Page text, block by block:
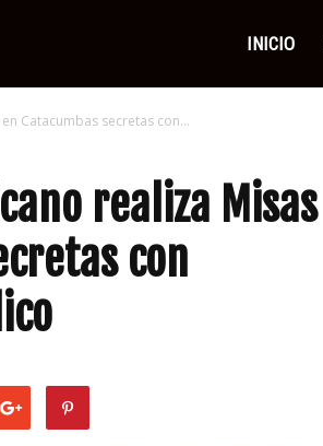
INICIO
Catacumbas secretas con...
realiza Misas
con